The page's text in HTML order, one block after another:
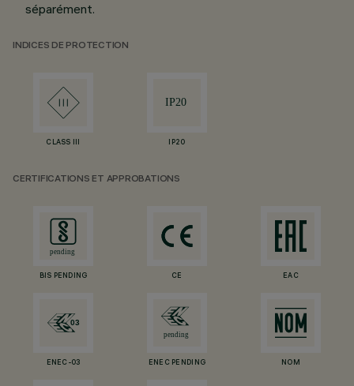
séparément.
INDICES DE PROTECTION
CLASS III IP20
CERTIFICATIONS ET APPROBATIONS
BIS PENDING CE EAC
ENEC-03 ENEC PENDING NOM